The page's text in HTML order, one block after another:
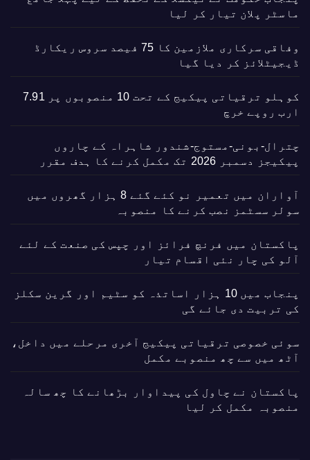
ماسٹر پلان تیار کر لیا
وفاقی سرکاری ملازمین کا 75 فیصد سروس ریکارڈ
ڈیجیٹلائز کر دیا گیا
کوہلو ترقیاتی پیکیج کے تحت 10 منصوبوں پر 7.91
ارب روپے خرچ
چترال-بونی-مستوج-شندور شاہراہ کے چاروں
پیکیجز دسمبر 2026 تک مکمل کرنے کا ہدف مقرر
آواران میں تعمیر نو کئے گئے 8 ہزار گھروں میں
سولر سسٹمز نصب کرنے کا منصوبہ
پاکستان میں فرنچ فرائز اور چپس کی صنعت کے لئے
آلو کی چار نئی اقسام تیار
پنجاب میں 10 ہزار اساتذہ کو سٹیم اور گرین سکلز
کی تربیت دی جائے گی
سوئی خصوصی ترقیاتی پیکیج آخری مرحلے میں داخل،
آٹھ میں سے چھ منصوبے مکمل
پاکستان نے چاول کی پیداوار بڑھانے کا چھ سالہ
منصوبہ مکمل کر لیا